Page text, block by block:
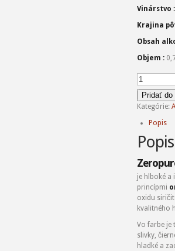
Vinárstvo :
Krajina
Obsah
Objem :
množstvo
Oscurae,
červené
víno
0,75l
Pridať
Kategórie:
Popis
Popis
je hlboké a
princípmi
oxidu
kvalitného
Vo farbe je
slivky,
hladké a